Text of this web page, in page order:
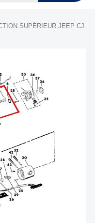
SUPÈRIEUR JEEP CJ